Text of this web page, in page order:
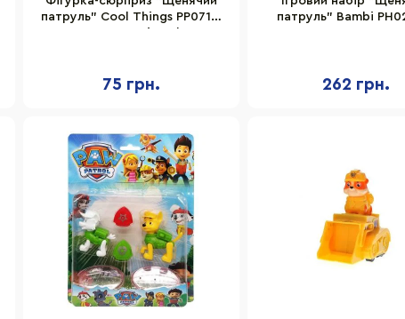
патруль" Cool Things PP071 з
75 грн.
патруль" Bambi
262 грн.